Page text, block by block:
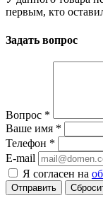
первым, кто
Задать вопрос
Вопрос *
Ваше имя *
Телефон *
E-mail
Я согласен на